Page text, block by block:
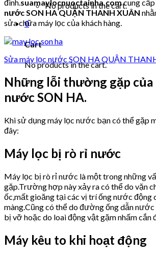
No products in the cart.
0
Cart
No products in the cart.
đình.suamaylocnuoctainha.comcung cấp
nước SON HA QUẬN THANH XUÂN
sửa chữa máy lọc của khách hàng.
Sửa máy lọc nước SON HA QUẬN
Những lỗi thường gặp của
nước SON HA.
Khi sử dụng máy lọc nước bạn có thể gặp
đây:
Máy lọc bị rò rỉ nước
Máy lọc bị rò rỉ nước là một trong những
gặp.Trường hợp này xảy ra có thể do vặn
ốc,mất gioăng tại các vị trí ống nước động
màng.Cũng có thể do đường ống dẫn nước
bị vỡ hoặc do loai động vật gặm nhấm cắn
Máy kêu to khi hoạt động